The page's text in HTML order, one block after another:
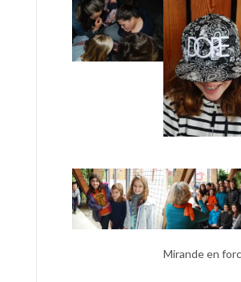
Mirande en